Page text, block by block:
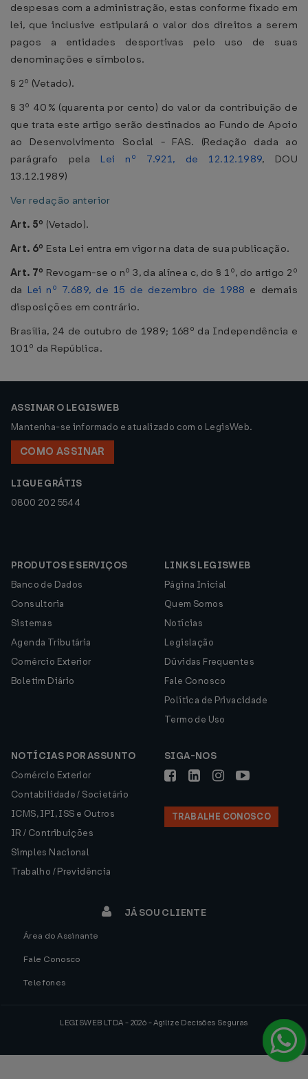
despesas com a administração, estas conforme fixado em
lei, que inclusive estipulará o valor dos direitos a serem
pagos a entidades desportivas pelo uso de suas
denominações e símbolos.
§ 2º (Vetado).
§ 3º 40% (quarenta por cento) do valor da contribuição de
que trata este artigo serão destinados ao Fundo de Apoio
ao Desenvolvimento Social - FAS. (Redação dada ao
parágrafo pela Lei nº 7.921, de 12.12.1989, DOU
13.12.1989)
Ver redação anterior
Art. 5º (Vetado).
Art. 6º Esta Lei entra em vigor na data de sua publicação.
Art. 7º Revogam-se o nº 3, da alínea c, do § 1º, do artigo 2º
da Lei nº 7.689, de 15 de dezembro de 1988 e demais
disposições em contrário.
Brasília, 24 de outubro de 1989; 168º da Independência e
101º da República.
ASSINAR O LEGISWEB
Mantenha-se informado e atualizado com o LegisWeb.
COMO ASSINAR
LIGUE GRÁTIS
0800 202 5544
PRODUTOS E SERVIÇOS
Banco de Dados
Consultoria
Sistemas
Agenda Tributária
Comércio Exterior
Boletim Diário
LINKS LEGISWEB
Página Inicial
Quem Somos
Notícias
Legislação
Dúvidas Frequentes
Fale Conosco
Política de Privacidade
Termo de Uso
NOTÍCIAS POR ASSUNTO
Comércio Exterior
Contabilidade / Societário
ICMS, IPI, ISS e Outros
IR / Contribuições
Simples Nacional
Trabalho / Previdência
SIGA-NOS
TRABALHE CONOSCO
JÁ SOU CLIENTE
Área do Assinante
Fale Conosco
Telefones
LEGISWEB LTDA - 2026 - Agilize Decisões Seguras